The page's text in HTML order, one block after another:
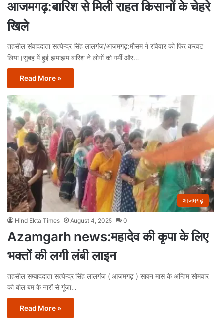
आजमगढ़:बारिश से मिली राहत किसानों के चेहरे
खिले
तहसील संवाददाता सत्येन्द्र सिंह लालगंज/आजमगढ़:मौसम ने रविवार को फिर करवट
लिया।सुबह में हुई झमाझम बारिश ने लोगों को गर्मी और…
Read More »
आजमगढ़
Hind Ekta Times August 4, 2025 0
Azamgarh news:महादेव की कृपा के लिए
भक्तों की लगी लंबी लाइन
तहसील सम्वाददाता सत्येन्द्र सिंह लालगंज ( आजमगढ़ ) सावन मास के अन्तिम सोमवार
को बोल बम के नारों से गूंजा…
Read More »